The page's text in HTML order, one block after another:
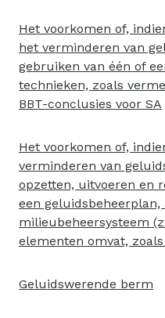
Het voorkomen of,
het verminderen van
gebruiken van één of
technieken, zoals
BBT-conclusies voor SA
Het voorkomen of,
verminderen van
opzetten, uitvoeren en
een
milieubeheersysteem
elementen omvat, zoals
Geluidswerende berm